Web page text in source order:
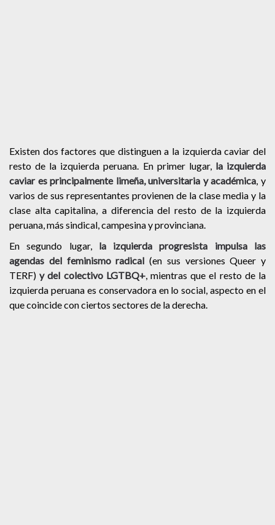
Existen dos factores que distinguen a la izquierda caviar del
resto de la izquierda peruana. En primer lugar, la izquierda
caviar es principalmente limeña, universitaria y académica, y
varios de sus representantes provienen de la clase media y la
clase alta capitalina, a diferencia del resto de la izquierda
peruana, más sindical, campesina y provinciana.
En segundo lugar, la izquierda progresista impulsa las
agendas del feminismo radical (en sus versiones Queer y
TERF) y del colectivo LGTBQ+, mientras que el resto de la
izquierda peruana es conservadora en lo social, aspecto en el
que coincide con ciertos sectores de la derecha.